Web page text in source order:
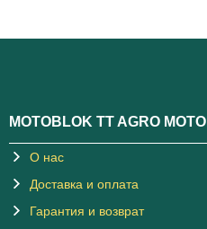
MOTOBLOK TT AGRO MOTO
О нас
Доставка и оплата
Гарантия и возврат